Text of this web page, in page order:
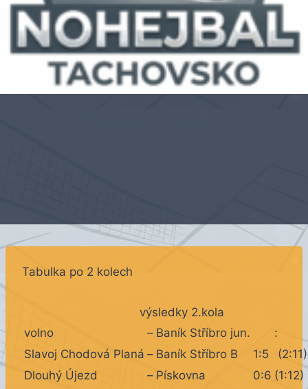
Tabulka po 2 kolech
výsledky 2.kola
volno
– Baník Stříbro jun.
:
Slavoj Chodová Planá – Baník Stříbro B 1:5
(2:11)
Dlouhý Újezd
– Pískovna 0:6 (1:12)